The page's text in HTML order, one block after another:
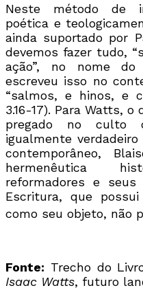
Neste método de
poética e
ainda suportado por
devemos fazer tudo,
ação”, no nome
escreveu isso no
“salmos, e hinos, e
3.16-17). Para Watts,
pregado no culto
igualmente
contemporâneo,
hermenêutica
reformadores e seus
Escritura, que
como seu objeto, não
Fonte: Trecho do
Isaac Watts, futuro